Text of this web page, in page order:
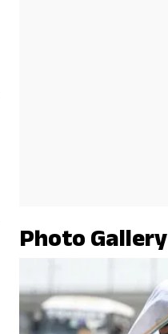
Photo Gallery